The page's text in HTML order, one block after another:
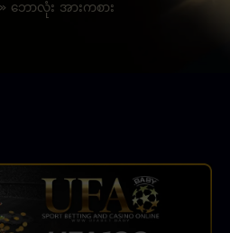
» ဘောလုံး အားကစား